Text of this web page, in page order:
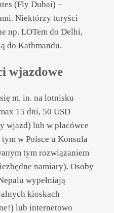
(Fly Dubai) –
Niektórzy turyści
np. LOTem do Delhi,
do Kathmandu.
wjazdowe
m. in. na lotnisku
15 dni, 50 USD
wjazd) lub w placówce
w Polsce u Konsula
tym rozwiązaniem
namiary). Osoby
wypełniają
kioskach
lub internetowo